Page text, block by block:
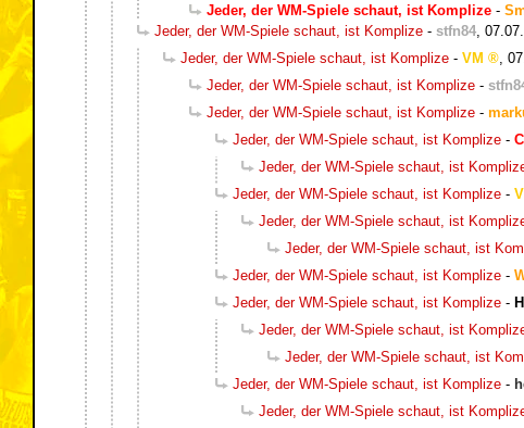
Jeder, der WM-Spiele schaut, ist Komplize -
Jeder, der WM-Spiele schaut, ist Komplize - stfn84
Jeder, der WM-Spiele schaut, ist Komplize - VM
Jeder, der WM-Spiele schaut, ist Komplize -
Jeder, der WM-Spiele schaut, ist Komplize -
Jeder, der WM-Spiele schaut, ist Komplize -
Jeder, der WM-Spiele schaut, ist
Jeder, der WM-Spiele schaut, ist Komplize -
Jeder, der WM-Spiele schaut, ist
Jeder, der WM-Spiele schaut, ist
Jeder, der WM-Spiele schaut, ist Komplize -
Jeder, der WM-Spiele schaut, ist Komplize -
Jeder, der WM-Spiele schaut, ist
Jeder, der WM-Spiele schaut, ist
Jeder, der WM-Spiele schaut, ist Komplize -
Jeder, der WM-Spiele schaut, ist